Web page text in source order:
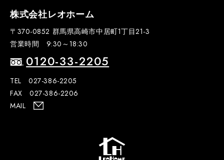
株式会社レオホーム
〒370-0852 群馬県高崎市中居町1丁目21-3
営業時間 9:30～18:30
0120-33-2205
TEL 027-386-2205
FAX 027-386-2206
MAIL